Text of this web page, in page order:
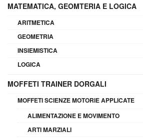
MATEMATICA, GEOMTERIA E LOGICA
ARITMETICA
GEOMETRIA
INSIEMISTICA
LOGICA
MOFFETI TRAINER DORGALI
MOFFETI SCIENZE MOTORIE APPLICATE
ALIMENTAZIONE E MOVIMENTO
ARTI MARZIALI